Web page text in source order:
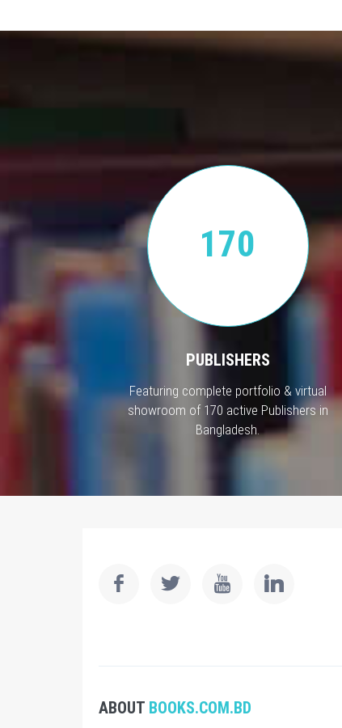
170
PUBLISHERS
Featuring complete portfolio & virtual
showroom of 170 active Publishers in
Bangladesh.
ABOUT BOOKS.COM.BD